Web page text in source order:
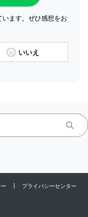
ます。ぜひ感想をお
いいえ
プライバシーセンター